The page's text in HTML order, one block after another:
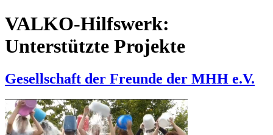
VALKO-Hilfswerk:
Unterstützte Projekte
Gesellschaft der Freunde der MHH e.V.